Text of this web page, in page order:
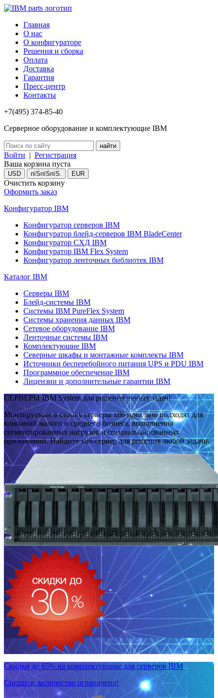
Главная
О нас
О конфигураторе
Решения и сборка
Оплата
Доставка
Гарантия
Пресс-центр
Контакты
+7(495) 374-85-40
Серверное оборудование и комплектующие IBM
Войти | Регистрация
Ваша корзина пуста
USD пїЅпїЅпїЅ. EUR
Очистить корзину
Оформить заказ
Конфигуратор IBM
Конфигуратор серверов IBM
Конфигуратор блейд-серверов IBM BladeCenter
Конфигуратор СХД IBM
Конфигуратор IBM Flex System
Конфигуратор ленточных библиотек IBM
Каталог IBM
Серверы IBM
Блейд-системы IBM
Системы IBM PureFlex System
Системы хранения данных IBM
Сетевое оборудование IBM
Ленточные системы IBM
Комплектующие IBM
Северные шкафы и монтажные комплекты IBM
Источники бесперебойного питания UPS и PDU IBM
Программное обеспечение IBM
Лицензии и дополнительные гарантии IBM
СЕРВЕРЫ IBM System для решения любых задач!
Монтируемые в стойку серверы x86 идеально подходят для
компаний малого и среднего бизнеса, выполнения
сегментированных нагрузок и специализированных
приложений. Найдите x86-сервер для решения любой задачи.
Скидки до 65% на комплектующие для серверов IBM
Спешите, количество ограничено!